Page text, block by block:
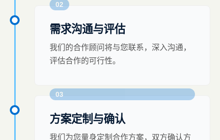
02
需求沟通与评估
我们的合作顾问将与您联系，深入沟通，
评估合作的可行性。
03
方案定制与确认
我们为您量身定制合作方案，双方确认方